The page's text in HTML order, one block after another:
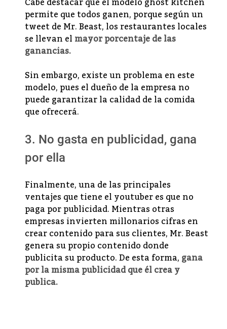
permite que todos ganen, porque según un
tweet de Mr. Beast, los restaurantes locales
se llevan elmayor porcentaje de las
ganancias.
Sin embargo, existe un problema en este
modelo, pues el dueño de la empresa no
puede garantizar la calidad de la comida
que ofrecerá.
3. No gasta en publicidad, gana
por ella
Finalmente, una de las principales
ventajes que tiene el youtuber es que no
paga por publicidad. Mientras otras
empresas invierten millonarios cifras en
crear contenido para sus clientes, Mr. Beast
genera su propio contenido donde
publicita su producto. De esta forma,gana
por la misma publicidad que él crea y
publica.